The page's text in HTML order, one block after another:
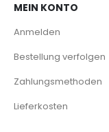
MEIN KONTO
Anmelden
Bestellung verfolgen
Zahlungsmethoden
Lieferkosten